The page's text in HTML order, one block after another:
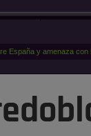
España y amenaza